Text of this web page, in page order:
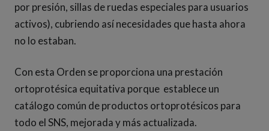
por presión, sillas de ruedas especiales para usuarios
activos), cubriendo así necesidades que hasta ahora
no lo estaban.
Con esta Orden se proporciona una prestación
ortoprotésica equitativa porque establece un
catálogo común de productos ortoprotésicos para
todo el SNS, mejorada y más actualizada.